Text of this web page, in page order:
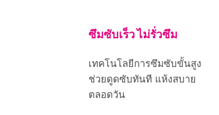
ซึมซับเร็ว ไม่รั่วซึม
เทคโนโลยีการซึมซับขั้นสูง
ช่วยดูดซับทันที แห้งสบาย
ตลอดวัน